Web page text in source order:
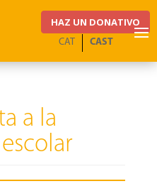
HAZ UN DONATIVO
CAST
CAT
a la